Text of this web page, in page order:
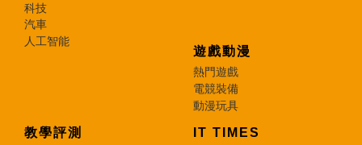
科技
汽車
人工智能
遊戲動漫
熱門遊戲
電競裝備
動漫玩具
教學評測 IT TIMES